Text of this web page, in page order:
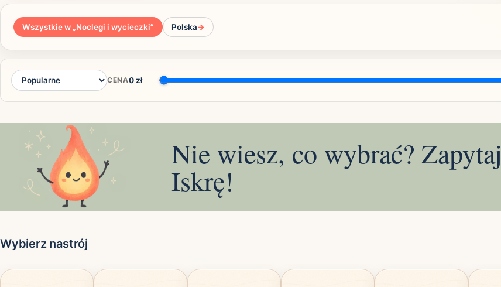
Wszystkie w „Noclegi i wycieczki” Polska→
CENA0zł
Nie wiesz, co wybrać? Zapytaj
Iskrę!
Wybierz nastrój